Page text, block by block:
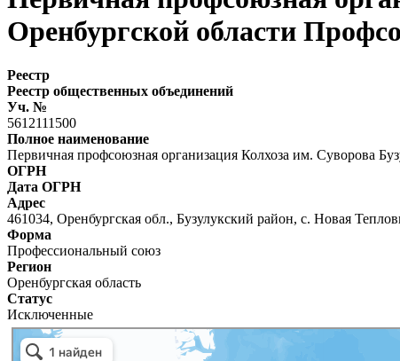
Оренбургской области
Реестр
Реестр общественных объединений
Уч. №
5612111500
Полное наименование
Первичная профсоюзная организация Колхоза им. Суворова
ОГРН
Дата ОГРН
Адрес
461034, Оренбургская обл., Бузулукский район, с. Новая
Форма
Профессиональный союз
Регион
Оренбургская область
Статус
Исключенные